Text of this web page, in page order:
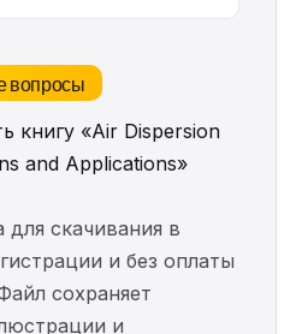
вопросы
книгу «Air Dispersion
and Applications»
скачивания в
и без оплаты
сохраняет
и